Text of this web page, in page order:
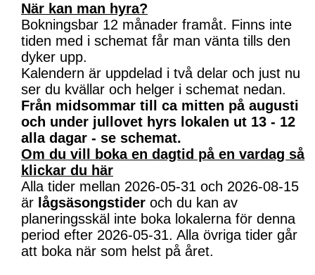
När kan man hyra?
Bokningsbar 12 månader framåt. Finns inte
tiden med i schemat får man vänta tills den
dyker upp.
Kalendern är uppdelad i två delar och just nu
ser du kvällar och helger i schemat nedan.
Från midsommar till ca mitten på augusti
och under jullovet hyrs lokalen ut 13 - 12
alla dagar - se schemat.
Om du vill boka en dagtid på en vardag så
klickar du här
Alla tider mellan 2026-05-31 och 2026-08-15
är lågsäsongstider och du kan av
planeringsskäl inte boka lokalerna för denna
period efter 2026-05-31. Alla övriga tider går
att boka när som helst på året.